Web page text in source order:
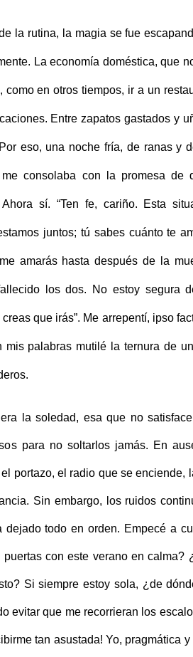
la rutina, la magia se fue
La economía doméstica, que
en otros tiempos, ir a un
Entre zapatos gastados y
eso, una noche fría, de ranas y
consolaba con la promesa de
sí. “Ten fe, cariño. Esta
juntos; tú sabes cuánto te
amarás hasta después de la
los dos. No estoy segura
que irás”. Me arrepentí, ipso
palabras mutilé la ternura de
la soledad, esa que no
para no soltarlos jamás. En
portazo, el radio que se enciende,
Sin embargo, los ruidos
todo en orden. Empecé a
con este verano en calma?
Si siempre estoy sola, ¿de
evitar que me recorrieran los
tan asustada! Yo, pragmática y